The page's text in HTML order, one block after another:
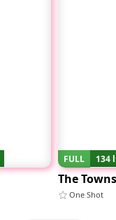
FULL 134
One Shot